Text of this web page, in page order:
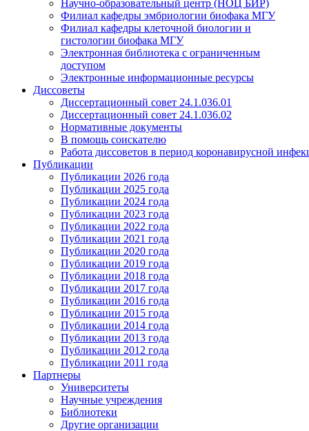
Научно-образовательный центр (НОЦ БИР)
Филиал кафедры эмбриологии биофака МГУ
Филиал кафедры клеточной биологии и
гистологии биофака МГУ
Электронная библиотека с ограниченным
доступом
Электронные информационные ресурсы
Диссоветы
Диссертационный совет 24.1.036.01
Диссертационный совет 24.1.036.02
Нормативные документы
В помощь соискателю
Работа диссоветов в период коронавирусной
Публикации
Публикации 2026 года
Публикации 2025 года
Публикации 2024 года
Публикации 2023 года
Публикации 2022 года
Публикации 2021 года
Публикации 2020 года
Публикации 2019 года
Публикации 2018 года
Публикации 2017 года
Публикации 2016 года
Публикации 2015 года
Публикации 2014 года
Публикации 2013 года
Публикации 2012 года
Публикации 2011 года
Партнеры
Университеты
Научные учреждения
Библиотеки
Другие организации